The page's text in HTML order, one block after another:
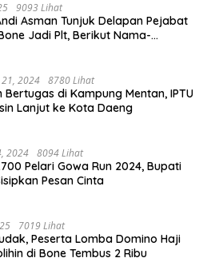
9093 Lihat
Asman Tunjuk Delapan Pejabat
Jadi Plt, Berikut Nama-
21, 2024 8780 Lihat
Bertugas di Kampung Mentan, IPTU
Lanjut ke Kota Daeng
2024 8094 Lihat
Pelari Gowa Run 2024, Bupati
Pesan Cinta
7019 Lihat
Peserta Lomba Domino Haji
di Bone Tembus 2 Ribu